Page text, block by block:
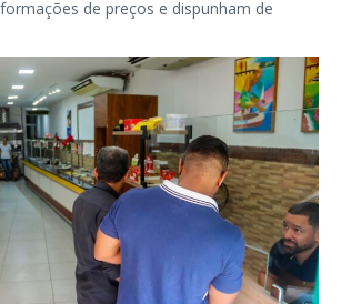
de preços e dispunham de